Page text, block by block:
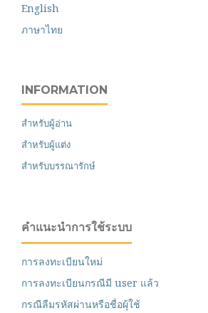
English
ภาษาไทย
INFORMATION
สำหรับผู้อ่าน
สำหรับผู้แต่ง
สำหรับบรรณารักษ์
คำแนะนำการใช้ระบบ
การลงทะเบียนใหม่
การลงทะเบียนกรณีมี user แล้ว
กรณีลืมรหัสผ่านหรือชื่อผุ้ใช้